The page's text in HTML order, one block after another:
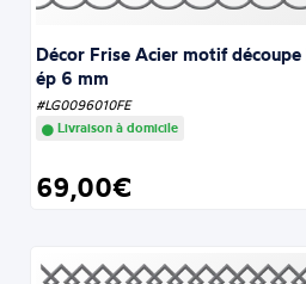
Décor Frise Acier motif
ép 6 mm
#LG0096010FE
Livraison à domicile
69,00€